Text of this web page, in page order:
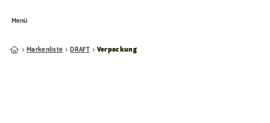
Menü
Markenliste DRAFT Verpackung